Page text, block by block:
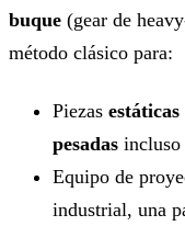
buque (gear de
método clásico para:
Piezas estáticas
pesadas incluso
Equipo de
industrial, una